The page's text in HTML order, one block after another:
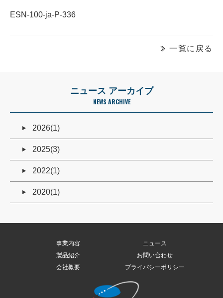
ESN-100-ja-P-336
一覧に戻る
ニュース アーカイブ
NEWS ARCHIVE
2026(1)
2025(3)
2022(1)
2020(1)
事業内容
ニュース
製品紹介
お問い合わせ
会社概要
プライバシーポリシー